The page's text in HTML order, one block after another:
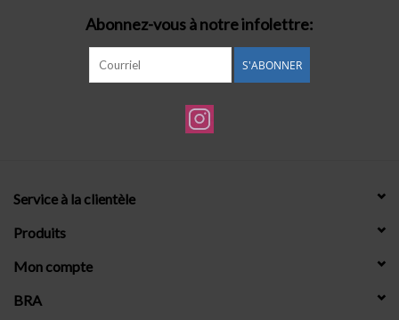
Abonnez-vous à notre infolettre:
S'ABONNER
Service à la clientèle
Produits
Mon compte
BRA